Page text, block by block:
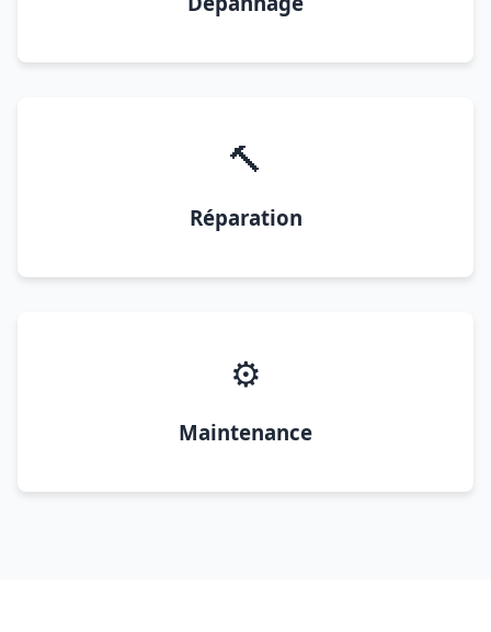
🔨
Réparation
⚙️
Maintenance